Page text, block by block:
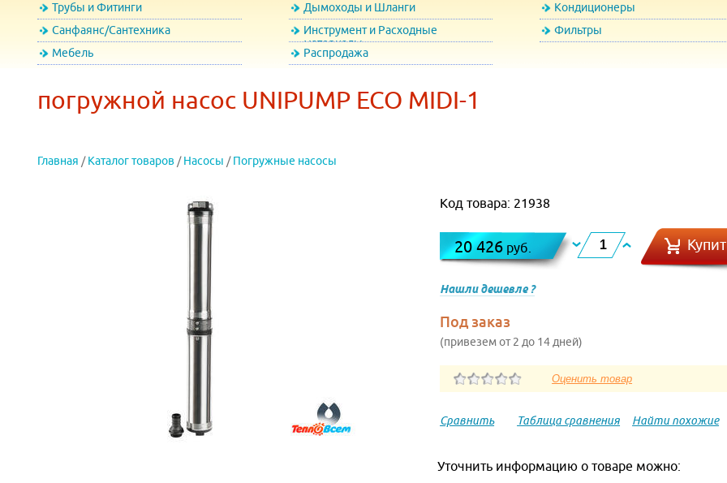
Трубы и Фитинги
Дымоходы и Шланги
Кондиционеры
Санфаянс/Сантехника
Инструмент и Расходные
материалы
Фильтры
Мебель
Распродажа
погружной насос UNIPUMP ECO MIDI-1
Главная / Каталог товаров / Насосы / Погружные насосы
Код товара: 21938
20 426 руб.
Нашли дешевле ?
Под заказ
(привезем от 2 до 14 дней)
Сравнить Таблица сравнения Найти похожие
Уточнить информацию о товаре можно: